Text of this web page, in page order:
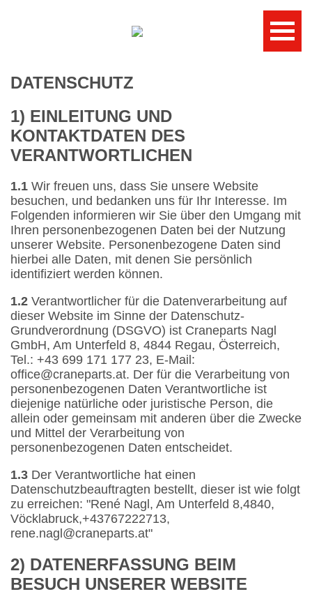
DATENSCHUTZ
1) EINLEITUNG UND
KONTAKTDATEN DES
VERANTWORTLICHEN
1.1 Wir freuen uns, dass Sie unsere Website
besuchen, und bedanken uns für Ihr Interesse. Im
Folgenden informieren wir Sie über den Umgang mit
Ihren personenbezogenen Daten bei der Nutzung
unserer Website. Personenbezogene Daten sind
hierbei alle Daten, mit denen Sie persönlich
identifiziert werden können.
1.2 Verantwortlicher für die Datenverarbeitung auf
dieser Website im Sinne der Datenschutz-
Grundverordnung (DSGVO) ist Craneparts Nagl
GmbH, Am Unterfeld 8, 4844 Regau, Österreich,
Tel.: +43 699 171 177 23, E-Mail:
office@craneparts.at. Der für die Verarbeitung von
personenbezogenen Daten Verantwortliche ist
diejenige natürliche oder juristische Person, die
allein oder gemeinsam mit anderen über die Zwecke
und Mittel der Verarbeitung von
personenbezogenen Daten entscheidet.
1.3 Der Verantwortliche hat einen
Datenschutzbeauftragten bestellt, dieser ist wie folgt
zu erreichen: "René Nagl, Am Unterfeld 8,4840,
Vöcklabruck,+43767222713,
rene.nagl@craneparts.at"
2) DATENERFASSUNG BEIM
BESUCH UNSERER WEBSITE